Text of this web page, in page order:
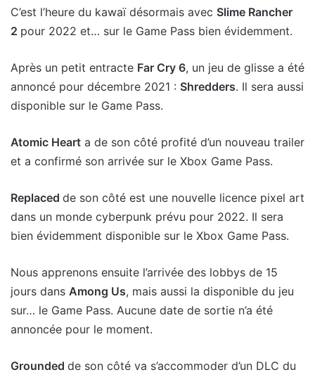
C’est l’heure du kawaï désormais avec Slime Rancher
2 pour 2022 et… sur le Game Pass bien évidemment.
Après un petit entracte Far Cry 6, un jeu de glisse a été
annoncé pour décembre 2021 : Shredders. Il sera aussi
disponible sur le Game Pass.
Atomic Heart a de son côté profité d’un nouveau trailer
et a confirmé son arrivée sur le Xbox Game Pass.
Replaced de son côté est une nouvelle licence pixel art
dans un monde cyberpunk prévu pour 2022. Il sera
bien évidemment disponible sur le Xbox Game Pass.
Nous apprenons ensuite l’arrivée des lobbys de 15
jours dans Among Us, mais aussi la disponible du jeu
sur… le Game Pass. Aucune date de sortie n’a été
annoncée pour le moment.
Grounded de son côté va s’accommoder d’un DLC du